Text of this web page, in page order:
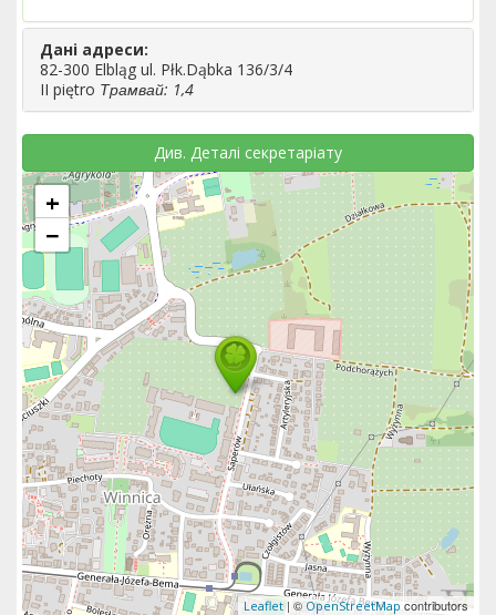
Дані адреси:
82-300 Elbląg ul. Płk.Dąbka 136/3/4
II piętro Трамвай: 1,4
Див. Деталі секретаріату
+
−
Leaflet| ©OpenStreetMap contributors